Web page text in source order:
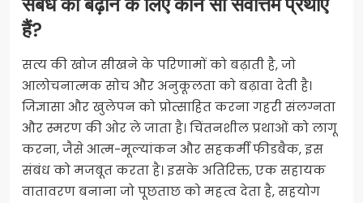
हैं?
सत्य की खोज सीखने के परिणामों को बढ़ाती है, जो
आलोचनात्मक सोच और अनुकूलता को बढ़ावा देती है।
जिज्ञासा और खुलेपन को प्रोत्साहित करना गहरी संलग्नता
और स्मरण की ओर ले जाता है। चिंतनशील प्रथाओं को लागू
करना, जैसे आत्म-मूल्यांकन और सहकर्मी फीडबैक, इस
संबंध को मजबूत करता है। इसके अतिरिक्त, एक सहायक
वातावरण बनाना जो पूछताछ को महत्व देता है, सहयोग